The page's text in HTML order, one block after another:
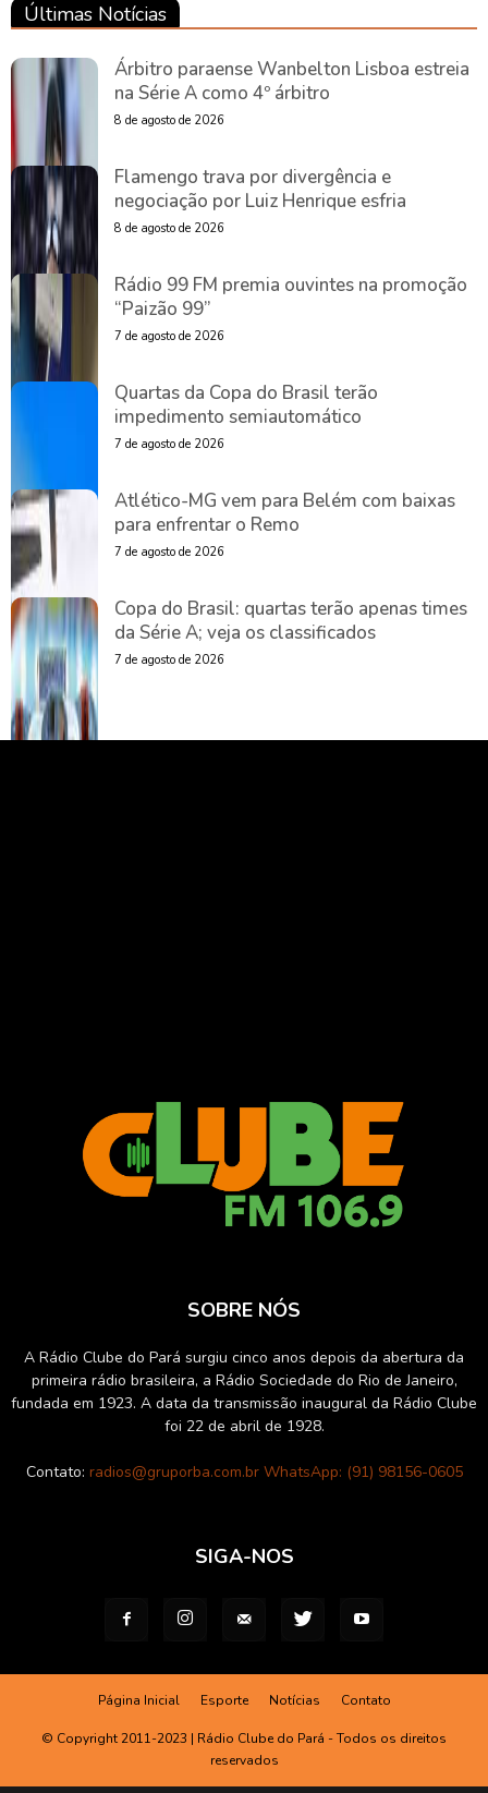
Últimas Notícias
Árbitro paraense Wanbelton Lisboa estreia
na Série A como 4º árbitro
8 de agosto de 2026
Flamengo trava por divergência e
negociação por Luiz Henrique esfria
8 de agosto de 2026
Rádio 99 FM premia ouvintes na promoção
“Paizão 99”
7 de agosto de 2026
Quartas da Copa do Brasil terão
impedimento semiautomático
7 de agosto de 2026
Atlético-MG vem para Belém com baixas
para enfrentar o Remo
7 de agosto de 2026
Copa do Brasil: quartas terão apenas times
da Série A; veja os classificados
7 de agosto de 2026
SOBRE NÓS
A Rádio Clube do Pará surgiu cinco anos depois da abertura da
primeira rádio brasileira, a Rádio Sociedade do Rio de Janeiro,
fundada em 1923. A data da transmissão inaugural da Rádio Clube
foi 22 de abril de 1928.
Contato: radios@gruporba.com.br WhatsApp: (91) 98156-0605
SIGA-NOS
Página Inicial Esporte Notícias Contato
© Copyright 2011-2023 | Rádio Clube do Pará - Todos os direitos
reservados